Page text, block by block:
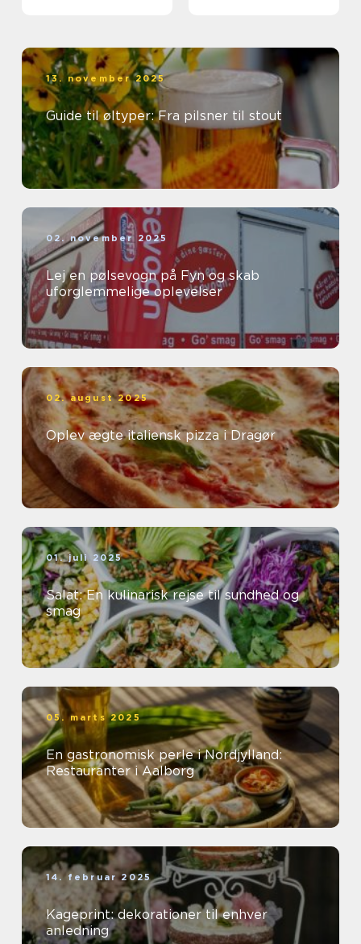
13. november 2025
Guide til øltyper: Fra pilsner til stout
02. november 2025
Lej en pølsevogn på Fyn og skab
uforglemmelige oplevelser
02. august 2025
Oplev ægte italiensk pizza i Dragør
01. juli 2025
Salat: En kulinarisk rejse til sundhed og
smag
05. marts 2025
En gastronomisk perle i Nordjylland:
Restauranter i Aalborg
14. februar 2025
Kageprint: dekorationer til enhver
anledning